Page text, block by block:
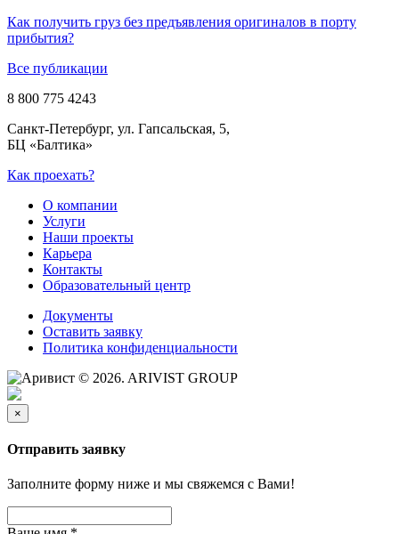
Как получить груз без предъявления оригиналов в порту
прибытия?
Все публикации
8 800 775 4243
Санкт-Петербург, ул. Гапсальская, 5,
БЦ «Балтика»
Как проехать?
О компании
Услуги
Наши проекты
Карьера
Контакты
Образовательный центр
Документы
Оставить заявку
Политика конфиденциальности
© 2026. ARIVIST GROUP
×
Отправить заявку
Заполните форму ниже и мы свяжемся с Вами!